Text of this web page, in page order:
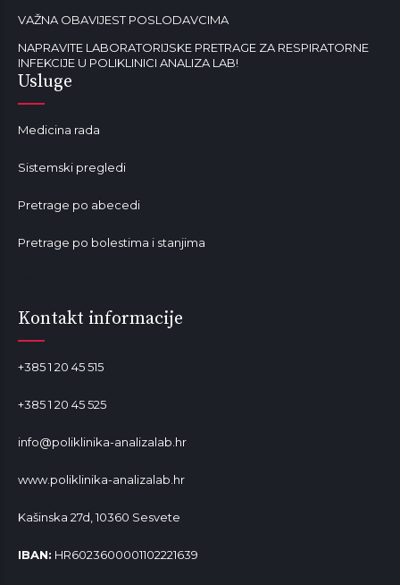
VAŽNA OBAVIJEST POSLODAVCIMA
NAPRAVITE LABORATORIJSKE PRETRAGE ZA RESPIRATORNE
INFEKCIJE U POLIKLINICI ANALIZA LAB!
Usluge
Medicina rada
Sistemski pregledi
Pretrage po abecedi
Pretrage po bolestima i stanjima
Kontakt informacije
+385 1 20 45 515
+385 1 20 45 525
info@poliklinika-analizalab.hr
www.poliklinika-analizalab.hr
Kašinska 27d, 10360 Sesvete
IBAN: HR6023600001102221639